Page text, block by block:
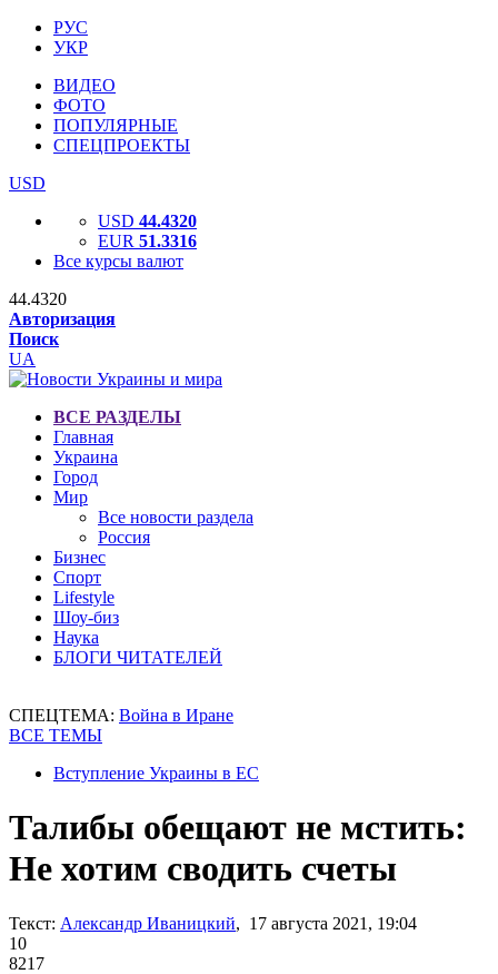
РУС
УКР
ВИДЕО
ФОТО
ПОПУЛЯРНЫЕ
СПЕЦПРОЕКТЫ
USD
USD 44.4320
EUR 51.3316
Все курсы валют
44.4320
Авторизация
Поиск
UA
ВСЕ РАЗДЕЛЫ
Главная
Украина
Город
Мир
Все новости раздела
Россия
Бизнес
Спорт
Lifestyle
Шоу-биз
Наука
БЛОГИ ЧИТАТЕЛЕЙ
СПЕЦТЕМА: Война в Иране
ВСЕ ТЕМЫ
Вступление Украины в ЕС
Талибы обещают не мстить:
Не хотим сводить счеты
Текст: Александр Иваницкий, 17 августа 2021, 19:04
10
8217